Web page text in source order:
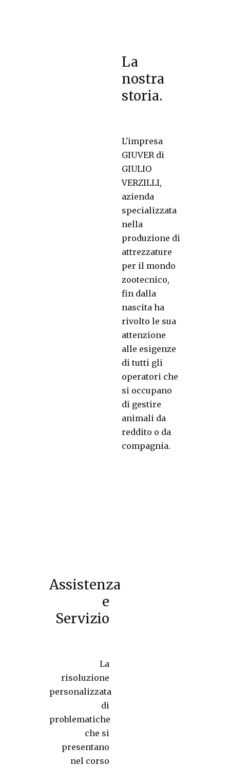
La
nostra
storia.
L'impresa
GIUVER di
GIULIO
VERZILLI,
azienda
specializzata
nella
produzione di
attrezzature
per il mondo
zootecnico,
fin dalla
nascita ha
rivolto le sua
attenzione
alle esigenze
di tutti gli
operatori che
si occupano
di gestire
animali da
reddito o da
compagnia.
Assistenza
e
Servizio
La
risoluzione
personalizzata
di
problematiche
che si
presentano
nel corso